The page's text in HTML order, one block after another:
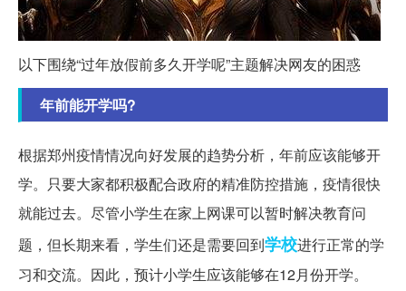
以下围绕“过年放假前多久开学呢”主题解决网友的困惑
年前能开学吗?
根据郑州疫情情况向好发展的趋势分析，年前应该能够开
学。只要大家都积极配合政府的精准防控措施，疫情很快
就能过去。尽管小学生在家上网课可以暂时解决教育问
题，但长期来看，学生们还是需要回到学校进行正常的学
习和交流。因此，预计小学生应该能够在12月份开学。